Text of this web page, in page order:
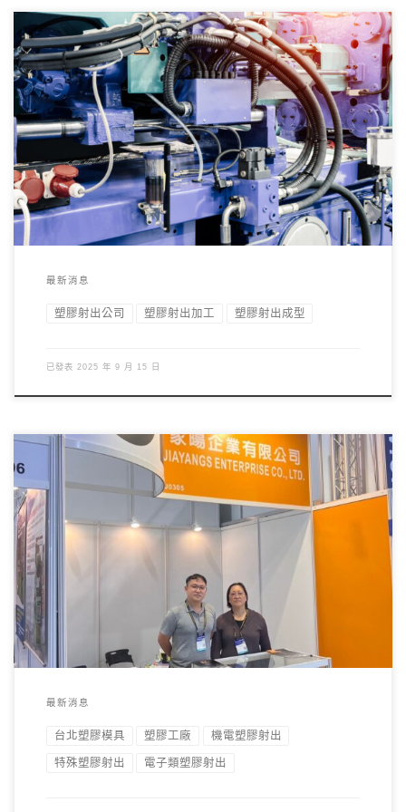
一、塑膠射出是什麼？ 塑膠射出（Plastic Injection Molding，又
稱射出成型）是 […]
最新消息
塑膠射出公司 塑膠射出加工 塑膠射出成型
已發表 2025 年 9 月 15 日
家暘企業塑膠模具工廠閃耀TaipeiPLAS 2024 我們很高興地宣
布，家暘企業塑膠模具廠在9月2 […]
最新消息
台北塑膠模具 塑膠工廠 機電塑膠射出
特殊塑膠射出 電子類塑膠射出